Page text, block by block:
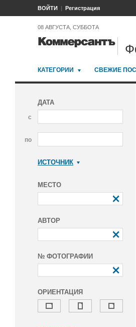
ВОЙТИ Регистрация
08 АВГУСТА, СУББОТА
КАТЕГОРИИ СВЕЖИЕ
ДАТА
с
по
ИСТОЧНИК
МЕСТО
АВТОР
№ ФОТОГРАФИИ
ОРИЕНТАЦИЯ